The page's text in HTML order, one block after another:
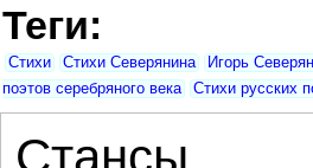
Теги:
Стихи Стихи Северянина Игорь
поэтов серебряного века
Стихи русских
Стансы